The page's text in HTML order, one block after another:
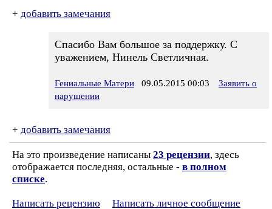
+ добавить замечания
Спасибо Вам большое за поддержку. С
уважением, Нинель Светличная.
Гениальные Матери 09.05.2015 00:03
Заявить о
нарушении
+ добавить замечания
На это произведение написаны 23 рецензии, здесь
отображается последняя, остальные - в полном
списке.
Написать рецензию Написать личное сообщение